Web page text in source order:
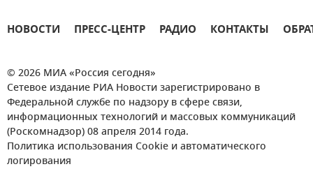
НОВОСТИ ПРЕСС-ЦЕНТР РАДИО КОНТАКТЫ
© 2026 МИА «Россия сегодня»
Сетевое издание РИА Новости зарегистрировано в
Федеральной службе по надзору в сфере связи,
информационных технологий и массовых коммуникаций
(Роскомнадзор) 08 апреля 2014 года.
Политика использования Cookie и автоматического
логирования